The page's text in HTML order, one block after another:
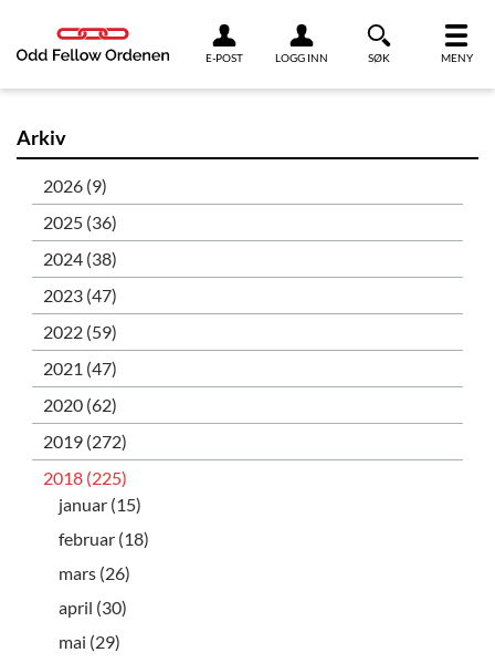
E-POST LOGG INN SØK MENY
Arkiv
2026 (9)
2025 (36)
2024 (38)
2023 (47)
2022 (59)
2021 (47)
2020 (62)
2019 (272)
2018 (225)
januar (15)
februar (18)
mars (26)
april (30)
mai (29)